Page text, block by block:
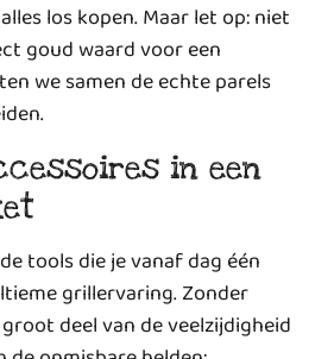
los kopen. Maar let op: niet
goud waard voor een
we samen de echte parels
in een
tools die je vanaf dag één
grillervaring. Zonder
deel van de veelzijdigheid